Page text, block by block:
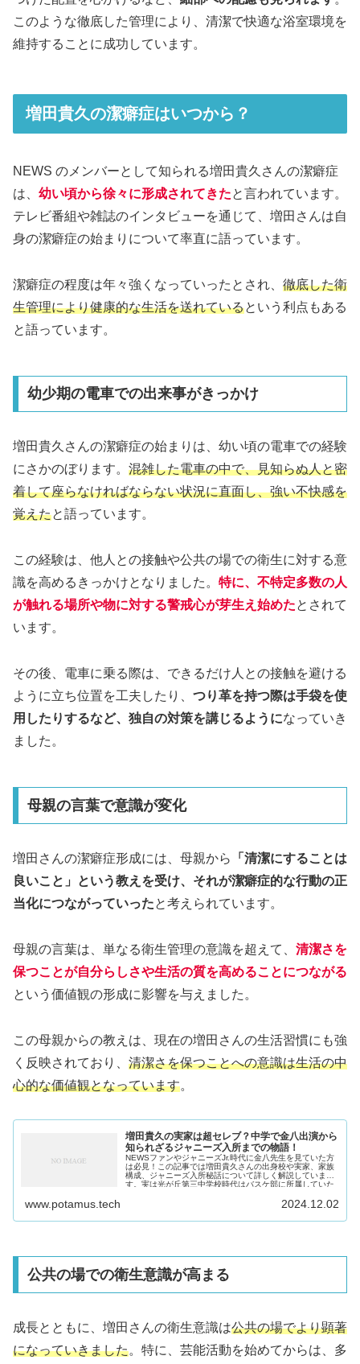
このような徹底した管理により、清潔で快適な浴室環境を
維持することに成功しています。
増田貴久の潔癖症はいつから？
NEWS のメンバーとして知られる増田貴久さんの潔癖症
は、 幼い頃から徐々に形成されてきたと言われています。
テレビ番組や雑誌のインタビューを通じて、増田さんは自
身の潔癖症の始まりについて率直に語っています。
潔癖症の程度は年々強くなっていったとされ、 徹底した衛
生管理により健康的な生活を送れているという利点もある
と語っています。
幼少期の電車での出来事がきっかけ
増田貴久さんの潔癖症の始まりは、幼い頃の電車での経験
にさかのぼります。 混雑した電車の中で、見知らぬ人と密
着して座らなければならない状況に直面し、強い不快感を
覚えたと語っています。
この経験は、他人との接触や公共の場での衛生に対する意
識を高めるきっかけとなりました。 特に、不特定多数の人
が触れる場所や物に対する警戒心が芽生え始めたとされて
います。
その後、電車に乗る際は、できるだけ人との接触を避ける
ように立ち位置を工夫したり、 つり革を持つ際は手袋を使
用したりするなど、独自の対策を講じるようになっていき
ました。
母親の言葉で意識が変化
増田さんの潔癖症形成には、母親から
「清潔にすることは
良いこと」という教えを受け、それが潔癖症的な行動の正
当化につながっていったと考えられています。
母親の言葉は、単なる衛生管理の意識を超えて、 清潔さを
保つことが自分らしさや生活の質を高めることにつながる
という価値観の形成に影響を与えました。
この母親からの教えは、現在の増田さんの生活習慣にも強
く反映されており、 清潔さを保つことへの意識は生活の中
心的な価値観となっています。
増田貴久の実家は超セレブ？中学で金八出演から
知られざるジャニーズ入所までの物語！
NEWSファンやジャニーズJr.時代に金八先生を見ていた方
は必見！この記事では増田貴久さんの出身校や実家、家族
構成、ジャニーズ入所秘話について詳しく解説していま
す。実は光が丘第三中学校時代はバスケ部に所属していた
www.potamus.tech 2024.12.02
公共の場での衛生意識が高まる
成長とともに、増田さんの衛生意識は公共の場でより顕著
になっていきました。特に、芸能活動を始めてからは、多